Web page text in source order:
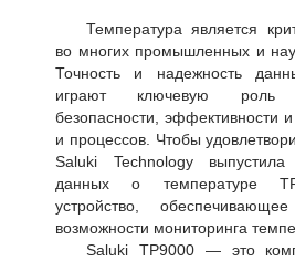
Температура является
во многих промышленных и
Точность и надежность
играют ключевую роль
безопасности, эффективности и
и процессов. Чтобы
Saluki Technology выпустила
данных о температуре
устройство,
возможности мониторинга
Saluki TP9000 — это